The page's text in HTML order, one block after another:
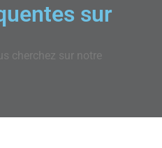
sur
cherchez sur notre